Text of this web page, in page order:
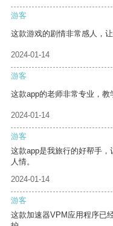
游客
这款游戏的剧情非常感人，让
2024-01-14
游客
这款app的老师非常专业，教
2024-01-14
游客
这款app是我旅行的好帮手
人情。
2024-01-14
游客
这款加速器VPM应用程序已